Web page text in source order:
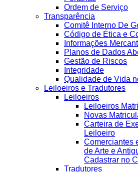
Ordem de Serviço
Transparência
Comitê Interno De
Código de Ética e
Informações
Planos de Dados
Gestão de Riscos
Integridade
Qualidade de Vida
Leiloeiros e Tradutores
Leiloeiros
Leiloeiros
Novas
Carteira de
Leiloeiro
Comerciantes
de Arte e
Cadastrar no
Tradutores